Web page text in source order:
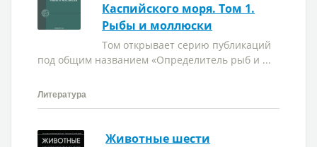
Каспийского моря. Том 1.
Рыбы и моллюски
Том открывает серию публикаций
под общим названием «Определитель рыб и ...
Литература
Животные шести